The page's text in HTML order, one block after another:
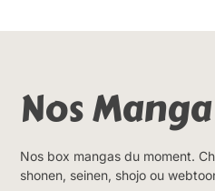
Nos
Nos box mangas du moment.
shonen, seinen, shojo ou